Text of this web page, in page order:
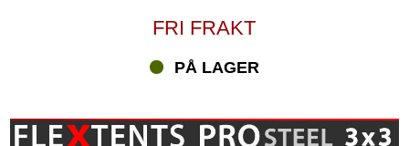
FRI FRAKT
PÅ LAGER